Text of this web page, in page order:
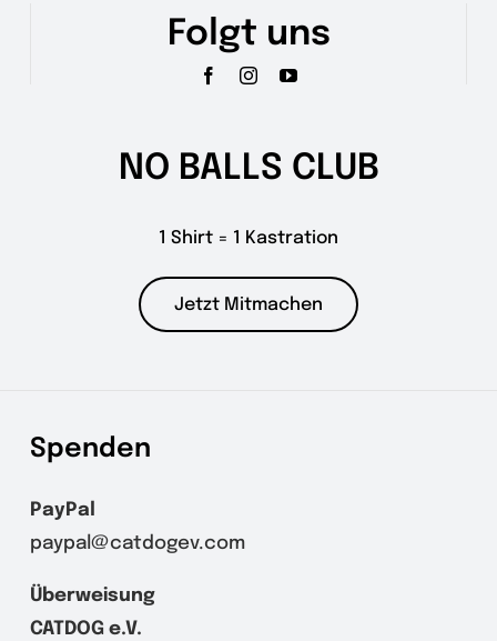
Folgt uns
NO BALLS CLUB
1 Shirt = 1 Kastration
Jetzt Mitmachen
Spenden
PayPal
paypal@catdogev.com
Überweisung
CATDOG e.V.